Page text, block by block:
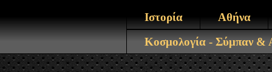
Ιστορία
Αθήνα
Κοσμολογία - Σύμπαν &